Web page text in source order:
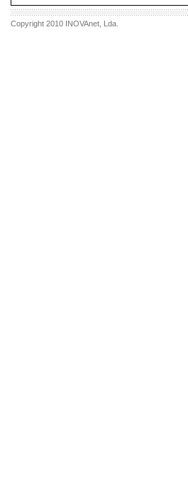
Copyright 2010 INOVAnet , Lda.